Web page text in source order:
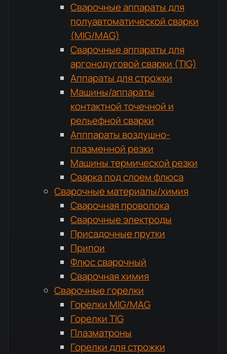
Сварочные аппараты для
полуавтоматической сварки
(MIG/MAG)
Сварочные аппараты для
аргонодуговой сварки (TIG)
Аппараты для строжки
Машины/аппараты
контактной точечной и
рельефной сварки
Апппараты воздушно-
плазменной резки
Машины термической резки
Сварка под слоем флюса
Сварочные материалы/химия
Сварочная проволока
Сварочные электроды
Присадочные прутки
Припои
Флюс сварочный
Сварочная химия
Сварочные горелки
Горелки MIG/MAG
Горелки TIG
Плазматроны
Горелки для строжки